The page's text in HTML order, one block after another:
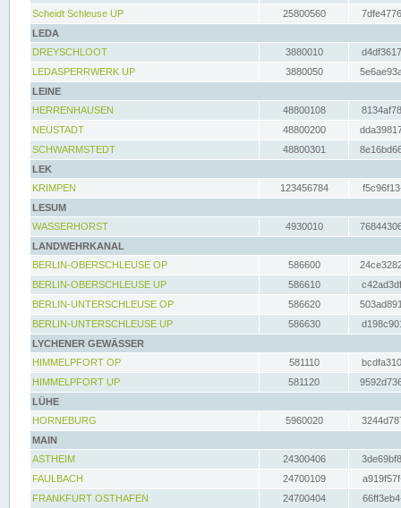
Scheidt Schleuse UP
25800560
LEDA
DREYSCHLOOT
3880010
LEDASPERRWERK UP
3880050
LEINE
HERRENHAUSEN
48800108
NEUSTADT
48800200
SCHWARMSTEDT
48800301
LEK
KRIMPEN
123456784
LESUM
WASSERHORST
4930010
LANDWEHRKANAL
BERLIN-OBERSCHLEUSE OP
586600
BERLIN-OBERSCHLEUSE UP
586610
BERLIN-UNTERSCHLEUSE OP
586620
BERLIN-UNTERSCHLEUSE UP
586630
LYCHENER GEWÄSSER
HIMMELPFORT OP
581110
HIMMELPFORT UP
581120
LÜHE
HORNEBURG
5960020
MAIN
ASTHEIM
24300406
FAULBACH
24700109
FRANKFURT OSTHAFEN
24700404